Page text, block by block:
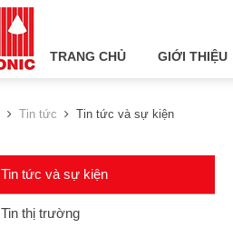
TRANG CHỦ GIỚI THIỆU
Tin tức Tin tức và sự kiện
Tin tức và sự kiện
Tin thị trường